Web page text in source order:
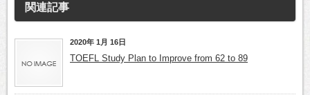
関連記事
2020年 1月 16日
TOEFL Study Plan to Improve from 62 to 89